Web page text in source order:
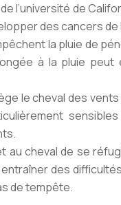
l’université de
des cancers de
la pluie de
à la pluie
le cheval des
au cheval de se
des
de tempête.